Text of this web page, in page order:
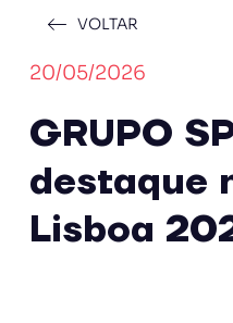
VOLTAR
20/05/2026
GRUPO
destaque
Lisboa